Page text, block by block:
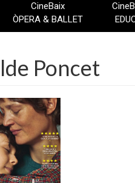
CineBaix
ÒPERA & BALLET
Poncet